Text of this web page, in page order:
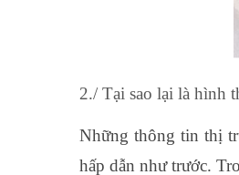
2./ Tại sao lại là hình
Những thông tin thị
hấp dẫn như trước.